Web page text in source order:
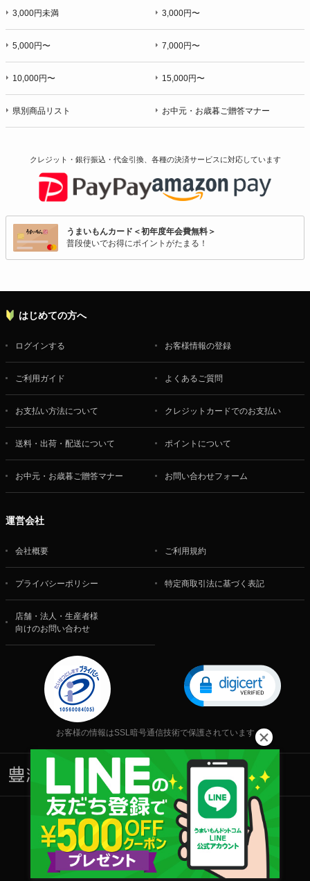
3,000円未満 3,000円〜
5,000円〜 7,000円〜
10,000円〜 15,000円〜
県別商品リスト お中元・お歳暮ご贈答マナー
クレジット・銀行振込・代金引換、各種の決済サービスに対応しています
うまいもんカード＜初年度年会費無料＞
普段使いでお得にポイントがたまる！
はじめての方へ
ログインする お客様情報の登録
ご利用ガイド よくあるご質問
お支払い方法について クレジットカードでのお支払い
送料・出荷・配送について ポイントについて
お中元・お歳暮ご贈答マナー お問い合わせフォーム
運営会社
会社概要 ご利用規約
プライバシーポリシー 特定商取引法に基づく表記
店舗・法人・生産者様
向けのお問い合わせ
お客様の情報はSSL暗号通信技術で保護されています
株式会社 食文化
Copyright © 2001-2026 株式会社 食文化 All rights reserved.
当サイト内の文章・画像等の一切の無断転載および転用を禁じます。